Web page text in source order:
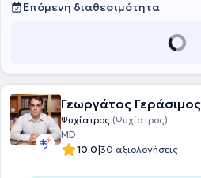
Επόμενη διαθεσιμότητα
Γεωργάτος Γεράσιμος
Ψυχίατρος (Ψυχίατρος)
MD
10.0|30 αξιολογήσεις